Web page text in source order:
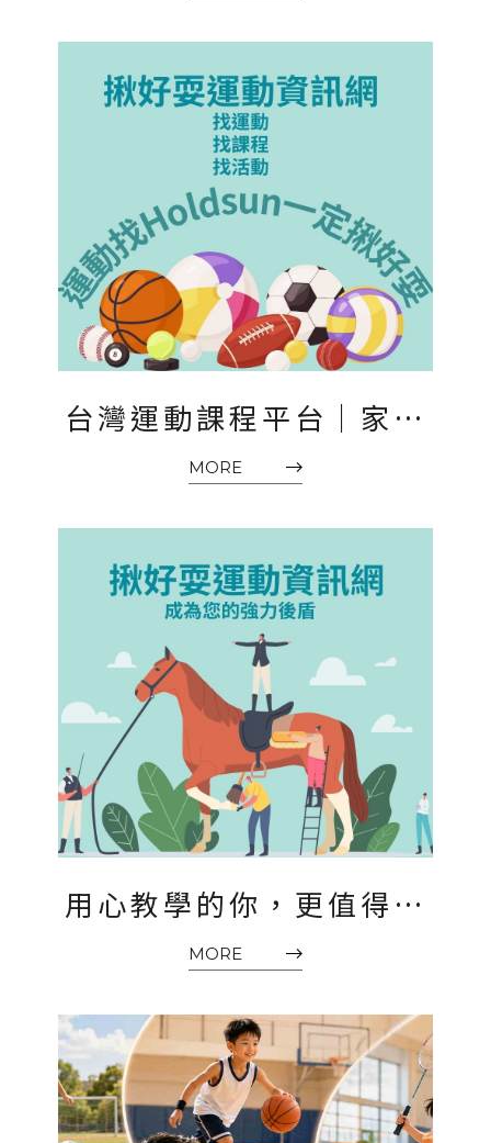
台灣運動課程平台｜家長
找課程、教練找學生，通
MORE
用心教學的你，更值得被
看見！專屬課程頁曝光加
MORE